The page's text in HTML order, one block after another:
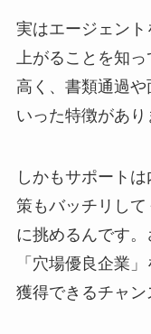
実はエージェン
上がることを知
高く、書類通過
いった特徴があり
しかもサポート
策もバッチリし
に挑めるんです
「穴場優良企業
獲得できるチャン